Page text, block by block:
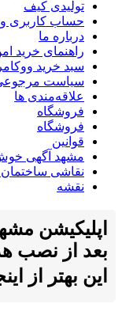
تولیدی کیف
حساب کاربری
درباره ما
راهنمای خرید
سبد خرید
سیاست
علاقه‌مندی ها
فروشگاه
فروشگاه
قوانین
مشهد آگهی
نقاشی
نقشه
اپلیکیشن
بعد از نصب
این بهتر از